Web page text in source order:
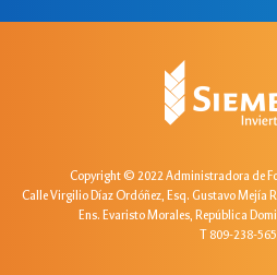
Copyright © 2022 Administradora de
Calle Virgilio Díaz Ordóñez, Esq. Gustavo Mejía
Ens. Evaristo Morales, República
T 809-238-